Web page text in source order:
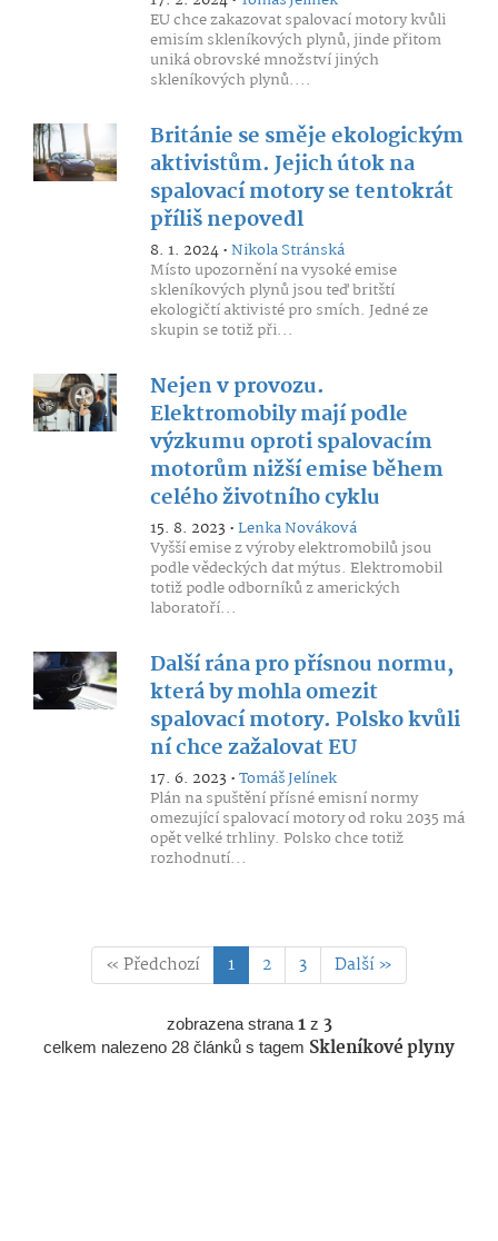
EU chce zakazovat spalovací motory kvůli
emisím skleníkových plynů, jinde přitom
uniká obrovské množství jiných
skleníkových plynů....
Británie se směje ekologickým
aktivistům. Jejich útok na
spalovací motory se tentokrát
příliš nepovedl
8. 1. 2024 •Nikola Stránská
Místo upozornění na vysoké emise
skleníkových plynů jsou teď britští
ekologičtí aktivisté pro smích. Jedné ze
skupin se totiž při...
Nejen v provozu.
Elektromobily mají podle
výzkumu oproti spalovacím
motorům nižší emise během
celého životního cyklu
15. 8. 2023 •Lenka Nováková
Vyšší emise z výroby elektromobilů jsou
podle vědeckých dat mýtus. Elektromobil
totiž podle odborníků z amerických
laboratoří...
Další rána pro přísnou normu,
která by mohla omezit
spalovací motory. Polsko kvůli
ní chce zažalovat EU
17. 6. 2023 •Tomáš Jelínek
Plán na spuštění přísné emisní normy
omezující spalovací motory od roku 2035 má
opět velké trhliny. Polsko chce totiž
rozhodnutí...
« Předchozí 1 2 3 Další »
zobrazena strana1z 3
celkem nalezeno 28 článků s tagem Skleníkové plyny